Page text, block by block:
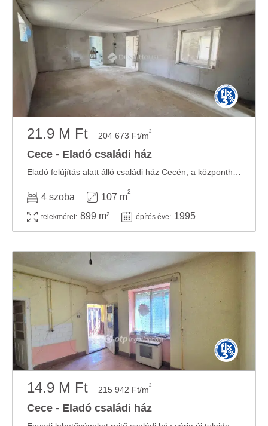
21.9 M Ft 204 673 Ft/m2
Cece - Eladó családi ház
4 szoba 107 m
2
telekméret: 899 m² építés éve: 1995
14.9 M Ft 215 942 Ft/m2
Cece - Eladó családi ház